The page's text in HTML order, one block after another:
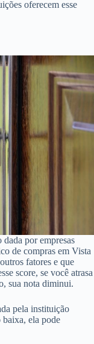
oferecem esse
dada por empresas
de compras em Vista
fatores e que
score, se você atrasa
sua nota diminui.
pela instituição
ela pode